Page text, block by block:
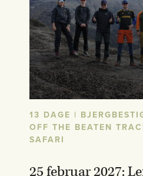
13 DAGE |
OFF THE BEATEN
SAFARI
25 februar 2027: